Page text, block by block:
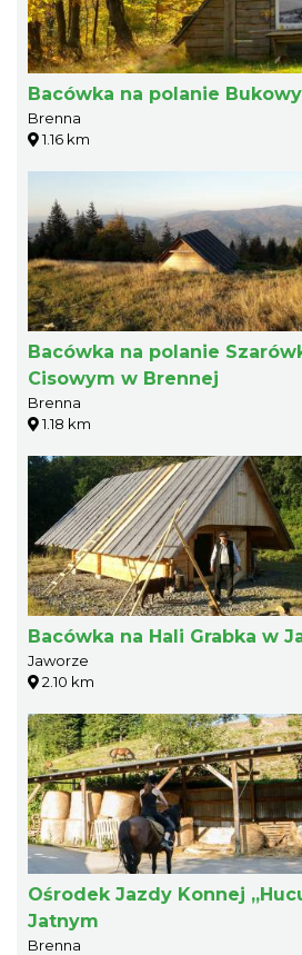
Bacówka na polanie
Brenna
1.16 km
Bacówka na polanie
Cisowym w Brennej
Brenna
1.18 km
Bacówka na Hali Grabka w
Jaworze
2.10 km
Ośrodek Jazdy Konnej
Jatnym
Brenna